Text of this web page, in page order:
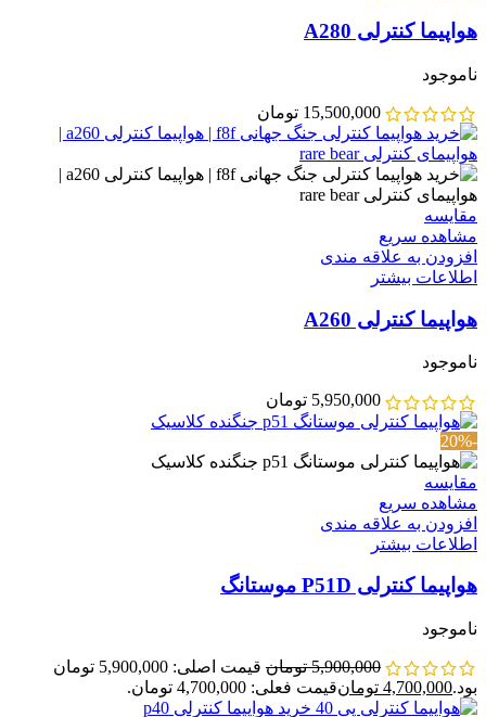
هواپیما کنترلی A280
ناموجود
15,500,000 تومان
مقایسه
مشاهده سریع
افزودن به علاقه مندی
اطلاعات بیشتر
هواپیما کنترلی A260
ناموجود
5,950,000 تومان
-20%
مقایسه
مشاهده سریع
افزودن به علاقه مندی
اطلاعات بیشتر
هواپیما کنترلی P51D موستانگ
ناموجود
5,900,000 تومان
قیمت اصلی: 5,900,000 تومان
بود.4,700,000 تومانقیمت فعلی: 4,700,000 تومان.